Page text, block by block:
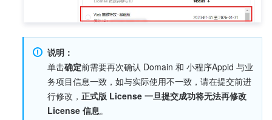
说明：
单击确定前需要再次确认 Domain 和 小程序Appid 与业
务项目信息一致，如与实际使用不一致，请在提交前进
行修改， 正式版 License 一旦提交成功将无法再修改
License 信息。